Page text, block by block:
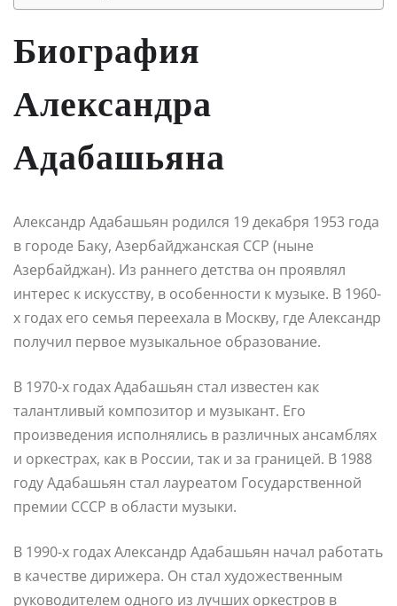
Биография
Александра
Адабашьяна
Александр Адабашьян родился 19 декабря 1953 года
в городе Баку, Азербайджанская ССР (ныне
Азербайджан). Из раннего детства он проявлял
интерес к искусству, в особенности к музыке. В 1960-
х годах его семья переехала в Москву, где Александр
получил первое музыкальное образование.
В 1970-х годах Адабашьян стал известен как
талантливый композитор и музыкант. Его
произведения исполнялись в различных ансамблях
и оркестрах, как в России, так и за границей. В 1988
году Адабашьян стал лауреатом Государственной
премии СССР в области музыки.
В 1990-х годах Александр Адабашьян начал работать
в качестве дирижера. Он стал художественным
руководителем одного из лучших оркестров в